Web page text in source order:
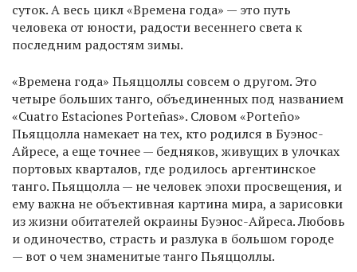
суток. А весь цикл «Времена года» — это путь
человека от юности, радости весеннего света к
последним радостям зимы.
«Времена года» Пьяццоллы совсем о другом. Это
четыре больших танго, объединенных под названием
«Cuatro Estaciones Porteñas». Словом «Porteño»
Пьяццолла намекает на тех, кто родился в Буэнос-
Айресе, а еще точнее — бедняков, живущих в улочках
портовых кварталов, где родилось аргентинское
танго. Пьяццолла — не человек эпохи просвещения, и
ему важна не объективная картина мира, а зарисовки
из жизни обитателей окраины Буэнос-Айреса. Любовь
и одиночество, страсть и разлука в большом городе
— вот о чем знаменитые танго Пьяццоллы.